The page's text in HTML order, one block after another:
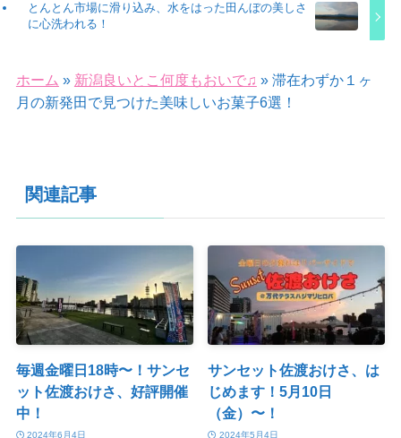
とんとん市場に滑り込み、水をはった田んぼの美しさ
に心洗われる！
ホーム » 新潟良いとこ何度もおいで♫ »滞在わずか１ヶ
月の新発田で見つけた美味しいお菓子6選！
関連記事
毎週金曜日18時〜！サンセ
ット佐渡おけさ、好評開催
中！
2024年6月4日
サンセット佐渡おけさ、は
じめます！5月10日
（金）〜！
2024年5月4日